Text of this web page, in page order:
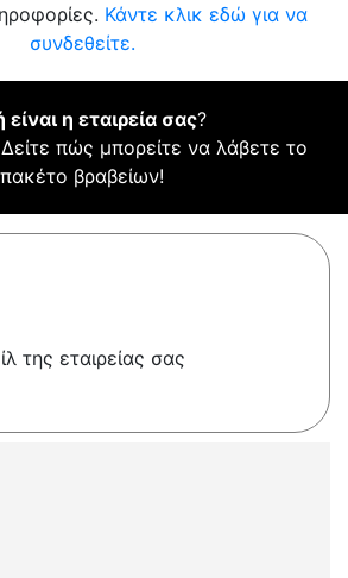
Κάντε κλικ εδώ για να
συνδεθείτε.
είναι η εταιρεία σας?
Δείτε πώς μπορείτε να λάβετε το
πακέτο βραβείων!
της εταιρείας σας